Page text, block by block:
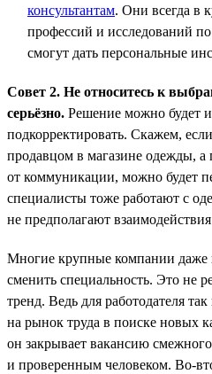
консультантам. Они всегда в
профессий и исследований
смогут дать персональные
Совет 2. Не относитесь к
серьёзно. Решение можно будет
подкорректировать. Скажем, если
продавцом в магазине одежды, а
от коммуникации, можно будет
специалисты тоже работают с
не предполагают
Многие крупные компании даже
сменить специальность. Это не
тренд. Ведь для работодателя
на рынок труда в поиске новых
он закрывает вакансию
и проверенным человеком. Во-